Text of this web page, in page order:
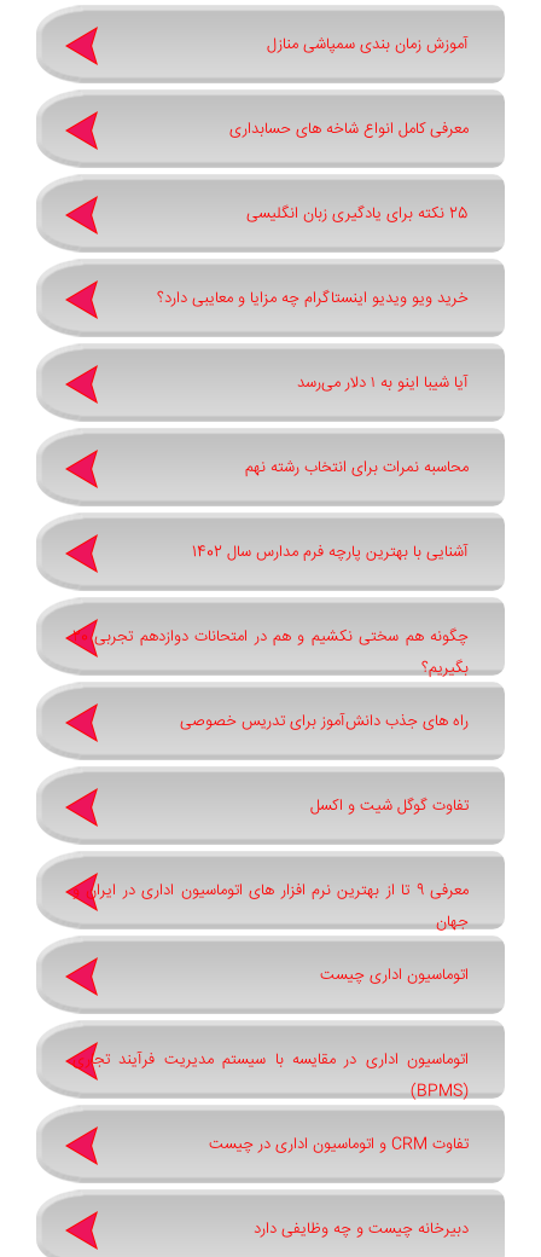
آموزش زمان بندی سمپاشی منازل
معرفی کامل انواع شاخه های حسابداری
25 نکته برای یادگیری زبان انگلیسی
خرید ویو ویدیو اینستاگرام چه مزایا و معایبی دارد؟
آیا شیبا اینو به ۱ دلار می‌رسد
محاسبه نمرات برای انتخاب رشته نهم
آشنایی با بهترین پارچه فرم مدارس سال 1402
چگونه هم سختی نکشیم و هم در امتحانات دوازدهم تجربی 20
بگیریم؟
راه های جذب دانش‌آموز برای تدریس خصوصی
تفاوت گوگل شیت و اکسل
معرفی 9 تا از بهترین نرم افزار های اتوماسیون اداری در ایران و
جهان
اتوماسیون اداری چیست
اتوماسیون اداری در مقایسه با سیستم مدیریت فرآیند تجاری
(BPMS)
تفاوت CRM و اتوماسیون اداری در چیست
دبیرخانه چیست و چه وظایفی دارد